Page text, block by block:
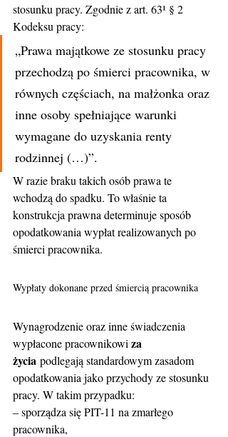
stosunku pracy. Zgodnie z art. 63¹ § 2
Kodeksu pracy:
„Prawa majątkowe ze stosunku pracy
przechodzą po śmierci pracownika, w
równych częściach, na małżonka oraz
inne osoby spełniające warunki
wymagane do uzyskania renty
rodzinnej (…)”.
W razie braku takich osób prawa te
wchodzą do spadku. To właśnie ta
konstrukcja prawna determinuje sposób
opodatkowania wypłat realizowanych po
śmierci pracownika.
Wypłaty dokonane przed śmiercią pracownika
Wynagrodzenie oraz inne świadczenia
wypłacone pracownikowi za
życia podlegają standardowym zasadom
opodatkowania jako przychody ze stosunku
pracy. W takim przypadku:
– sporządza się PIT-11 na zmarłego
pracownika,